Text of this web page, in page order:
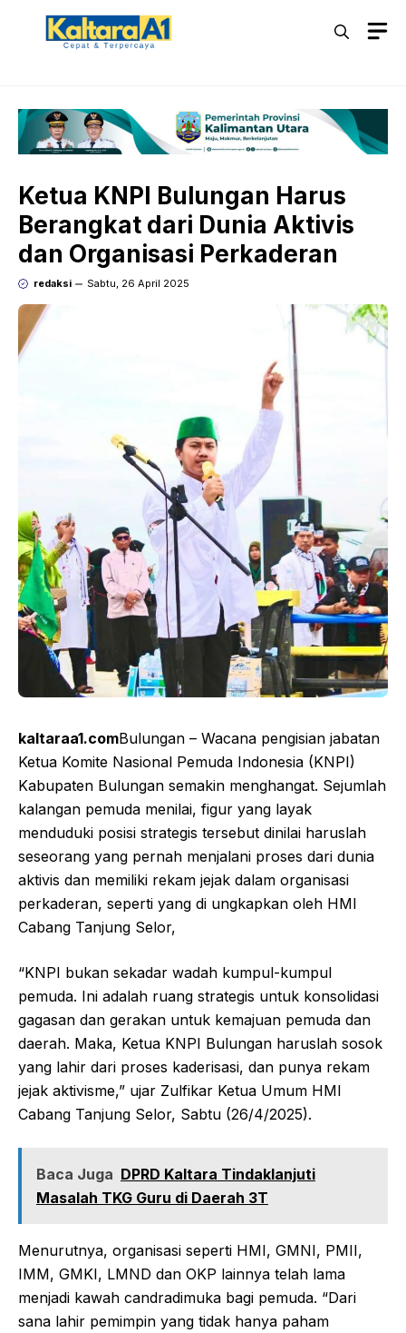
Langsung
Ketua KNPI Bulungan Harus
Berangkat dari Dunia Aktivis
dan Organisasi Perkaderan
redaksi Sabtu, 26 April 2025
kaltaraa1.comBulungan – Wacana pengisian jabatan
Ketua Komite Nasional Pemuda Indonesia (KNPI)
Kabupaten Bulungan semakin menghangat. Sejumlah
kalangan pemuda menilai, figur yang layak
menduduki posisi strategis tersebut dinilai haruslah
seseorang yang pernah menjalani proses dari dunia
aktivis dan memiliki rekam jejak dalam organisasi
perkaderan, seperti yang di ungkapkan oleh HMI
Cabang Tanjung Selor,
“KNPI bukan sekadar wadah kumpul-kumpul
pemuda. Ini adalah ruang strategis untuk konsolidasi
gagasan dan gerakan untuk kemajuan pemuda dan
daerah. Maka, Ketua KNPI Bulungan haruslah sosok
yang lahir dari proses kaderisasi, dan punya rekam
jejak aktivisme,” ujar Zulfikar Ketua Umum HMI
Cabang Tanjung Selor, Sabtu (26/4/2025).
Baca Juga DPRD Kaltara Tindaklanjuti
Masalah TKG Guru di Daerah 3T
Menurutnya, organisasi seperti HMI, GMNI, PMII,
IMM, GMKI, LMND dan OKP lainnya telah lama
menjadi kawah candradimuka bagi pemuda. “Dari
sana lahir pemimpin yang tidak hanya paham